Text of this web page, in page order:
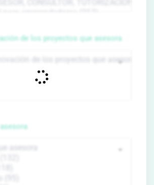
de los proyectos que asesora
asesora